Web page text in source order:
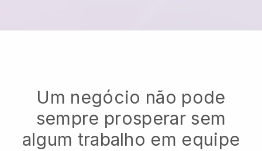
Um negócio não pode
sempre prosperar sem
algum trabalho em equipe